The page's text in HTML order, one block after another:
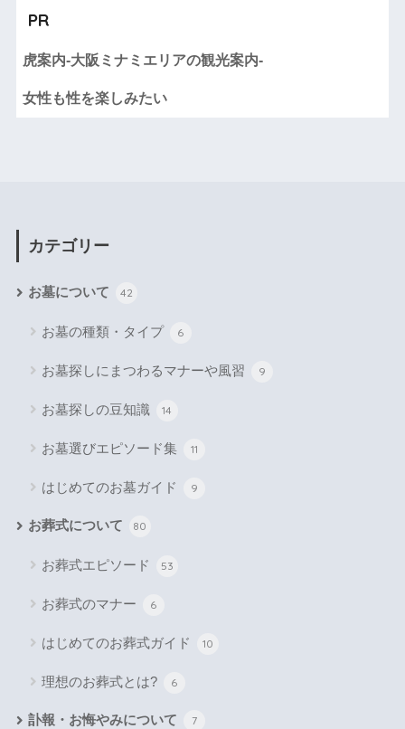
PR
虎案内-大阪ミナミエリアの観光案内-
女性も性を楽しみたい
カテゴリー
お墓について 42
お墓の種類・タイプ 6
お墓探しにまつわるマナーや風習 9
お墓探しの豆知識 14
お墓選びエピソード集 11
はじめてのお墓ガイド 9
お葬式について 80
お葬式エピソード 53
お葬式のマナー 6
はじめてのお葬式ガイド 10
理想のお葬式とは? 6
訃報・お悔やみについて 7